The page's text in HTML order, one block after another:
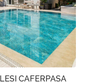
CAFERPASA